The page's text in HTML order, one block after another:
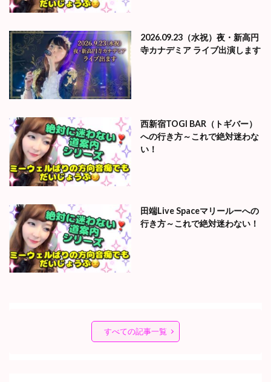
2026.09.23（水祝）夜・新高円
寺カナデミア ライブ出演します
西新宿TOGI BAR（トギバー）
への行き方～これで絶対迷わな
い！
田端Live Spaceマリールーへの
行き方～これで絶対迷わない！
すべての記事一覧